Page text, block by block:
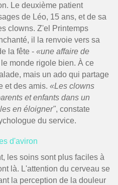
Le deuxième patient
de Léo, 15 ans, et de sa
clowns. Z'el Printemps
il la renvoie vers sa
la fête - «une affaire de
monde rigole bien. À ce
mais un ado qui partage
et des amis. «Les clowns
et enfants dans un
en éloigner", constate
du service.
d'aviron
les soins sont plus faciles à
là. L'attention du cerveau se
la perception de la douleur